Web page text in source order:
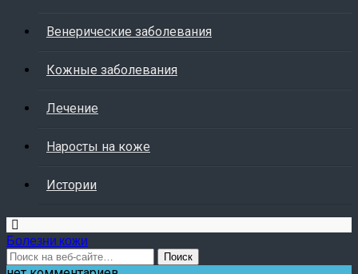
Венерические заболевания
Кожные заболевания
Лечение
Наросты на коже
Истории
Болезни кожи